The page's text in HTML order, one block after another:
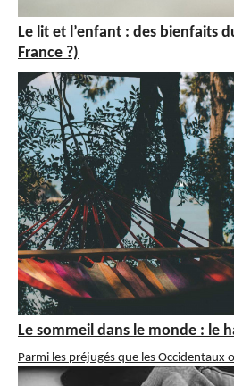
Le lit et l’enfant : des bienfaits
France ?)
Le sommeil dans le monde : le
Parmi les préjugés que les Occidentaux